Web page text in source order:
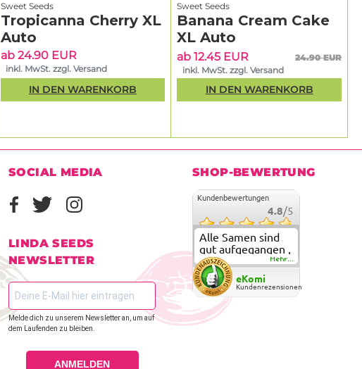
Sweet Seeds
Tropicanna Cherry XL
Auto
ab 24.90 EUR
inkl. MwSt. zzgl. Versand
IN DEN WARENKORB
Sweet Seeds
Banana Cream Cake
XL Auto
ab 12.45 EUR
24.90 EUR
inkl. MwSt. zzgl. Versand
IN DEN WARENKORB
SOCIAL MEDIA
LINDA SEEDS
NEWSLETTER
Melde dich zu unserem Newsletter an, um auf
dem Laufenden zu bleiben.
ANMELDEN
SHOP-BEWERTUNG
Kundenbewertungen
4.8/5
Alle Samen sind
gut aufgegangen ,
meine ersten
grow versuche
sind alle geglückt.
Die Sorten und
Anbieter Vielfalt
überzeugen sehr .
Mehr...
eKomi
Kundenrezensionen